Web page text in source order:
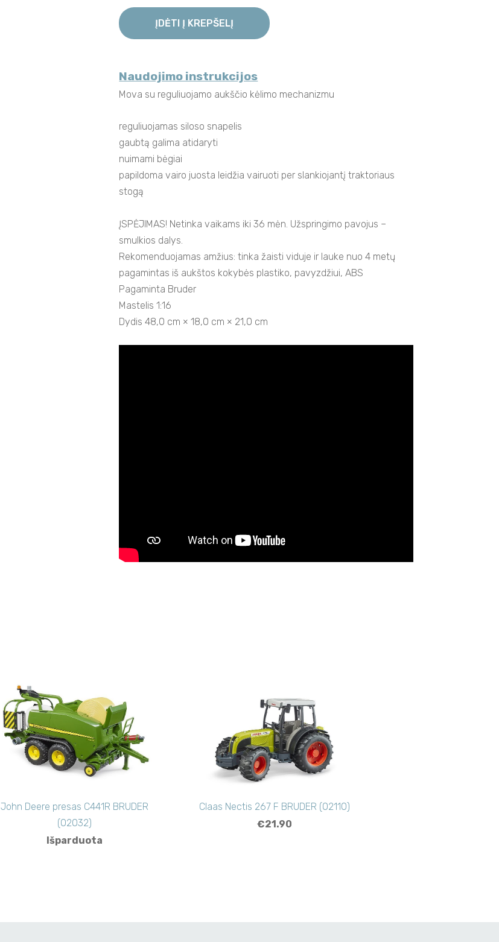
ĮDĖTI Į KREPŠELĮ
Naudojimo instrukcijos
Mova su reguliuojamo aukščio kėlimo mechanizmu
reguliuojamas siloso snapelis
gaubtą galima atidaryti
nuimami bėgiai
papildoma vairo juosta leidžia vairuoti per slankiojantį traktoriaus
stogą
ĮSPĖJIMAS! Netinka vaikams iki 36 mėn. Užspringimo pavojus –
smulkios dalys.
Rekomenduojamas amžius: tinka žaisti viduje ir lauke nuo 4 metų
pagamintas iš aukštos kokybės plastiko, pavyzdžiui, ABS
Pagaminta Bruder
Mastelis 1:16
Dydis 48,0 cm × 18,0 cm × 21,0 cm
John Deere presas C441R BRUDER
(02032)
Išparduota
Claas Nectis 267 F BRUDER (02110)
€21.90